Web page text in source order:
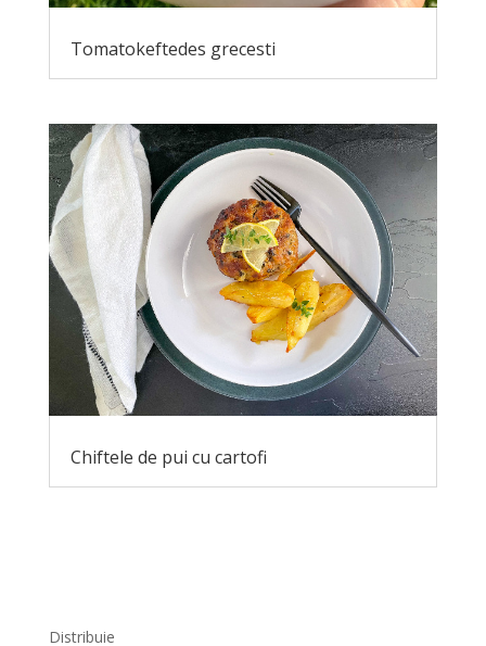
Tomatokeftedes grecesti
Chiftele de pui cu cartofi
Distribuie